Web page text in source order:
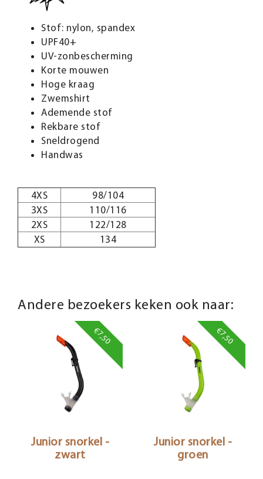
Stof: nylon, spandex
UPF40+
UV-zonbescherming
Korte mouwen
Hoge kraag
Zwemshirt
Ademende stof
Rekbare stof
Sneldrogend
Handwas
4XS
98/104
3XS
110/116
2XS
122/128
XS
134
Andere bezoekers keken ook naar:
€7,50
Junior snorkel -
zwart
€7,50
Junior snorkel -
groen